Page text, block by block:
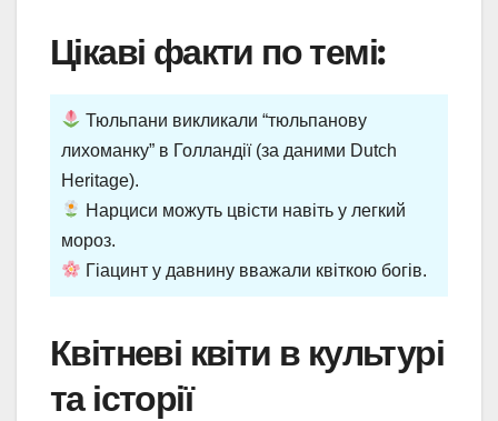
Цікаві факти по темі:
Тюльпани викликали “тюльпанову
лихоманку” в Голландії (за даними Dutch
Heritage).
Нарциси можуть цвісти навіть у легкий
мороз.
Гіацинт у давнину вважали квіткою богів.
Квітневі квіти в культурі
та історії